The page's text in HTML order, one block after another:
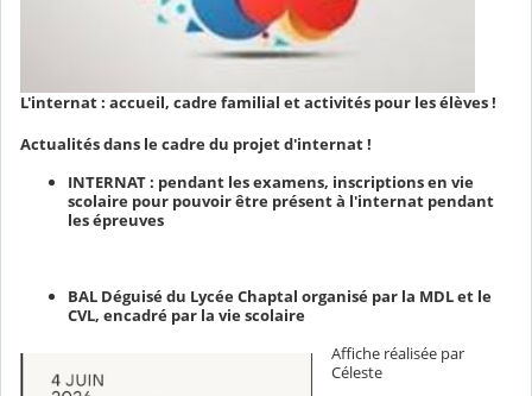
L'internat : accueil, cadre familial et activités pour les élèves !
Actualités dans le cadre du projet d'internat !
INTERNAT : pendant les examens, inscriptions en vie
scolaire pour pouvoir être présent à l'internat pendant
les épreuves
BAL Déguisé du Lycée Chaptal organisé par la MDL et le
CVL, encadré par la vie scolaire
Affiche réalisée par
Céleste